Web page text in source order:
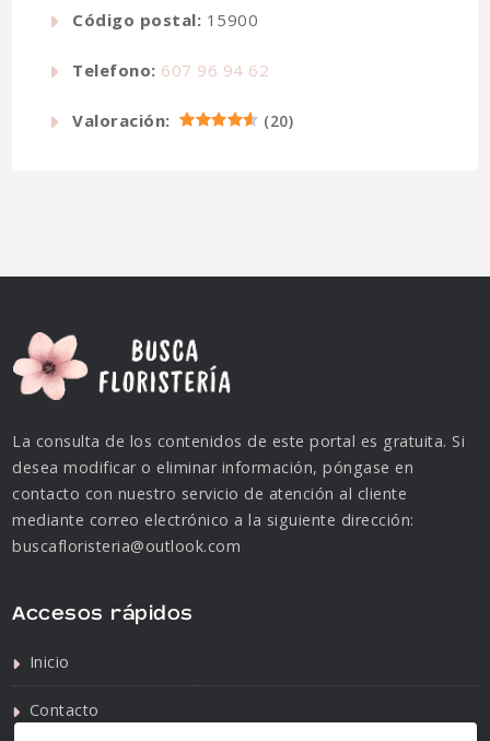
Código postal: 15900
Telefono: 607 96 94 62
Valoración: (20)
La consulta de los contenidos de este portal es gratuita. Si
desea modificar o eliminar información, póngase en
contacto con nuestro servicio de atención al cliente
mediante correo electrónico a la siguiente dirección:
buscafloristeria@outlook.com
Accesos rápidos
Inicio
Contacto